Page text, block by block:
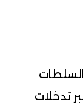
تدخلات